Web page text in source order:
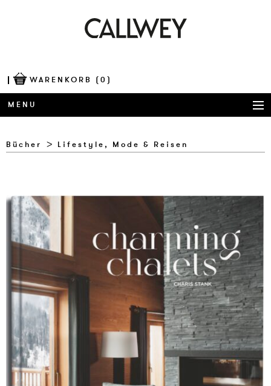
WARENKORB (0)
MENU
CORPORATE PUBLISHING
BLOG
JOBS
SHOP
Bücher Lifestyle, Mode & Reisen